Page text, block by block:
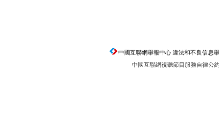
中國互聯網舉報中心 違法和不良信息
中國互聯網視聽節目服務自律公